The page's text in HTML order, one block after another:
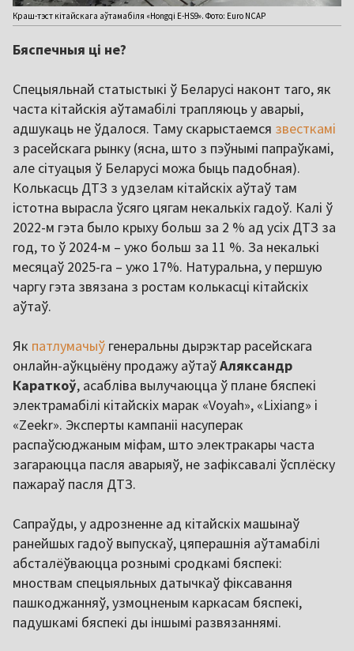
Краш-тэст кітайскага аўтамабіля «Hongqi E-HS9». Фото: Euro NCAP
Бяспечныя ці не?
Спецыяльнай статыстыкі ў Беларусі наконт таго, як
часта кітайскія аўтамабілі трапляюць у аварыі,
адшукаць не ўдалося. Таму скарыстаемся звесткамі
з расейскага рынку (ясна, што з пэўнымі папраўкамі,
але сітуацыя ў Беларусі можа быць падобная).
Колькасць ДТЗ з удзелам кітайскіх аўтаў там
істотна вырасла ўсяго цягам некалькіх гадоў. Калі ў
2022-м гэта было крыху больш за 2 % ад усіх ДТЗ за
год, то ў 2024-м – ужо больш за 11 %. За некалькі
месяцаў 2025-га – ужо 17%. Натуральна, у першую
чаргу гэта звязана з ростам колькасці кітайскіх
аўтаў.
Як патлумачыў генеральны дырэктар расейскага
онлайн-аўкцыёну продажу аўтаўАляксандр
Караткоў, асабліва вылучаюцца ў плане бяспекі
электрамабілі кітайскіх марак «Voyah», «Lixiang» і
«Zeekr». Эксперты кампаніі насуперак
распаўсюджаным міфам, што электракары часта
загараюцца пасля аварыяў, не зафіксавалі ўсплёску
пажараў пасля ДТЗ.
Сапраўды, у адрозненне ад кітайскіх машынаў
ранейшых гадоў выпускаў, цяперашнія аўтамабілі
абсталёўваюцца рознымі сродкамі бяспекі:
мноствам спецыяльных датычкаў фіксавання
пашкоджанняў, узмоцненым каркасам бяспекі,
падушкамі бяспекі ды іншымі развязаннямі.